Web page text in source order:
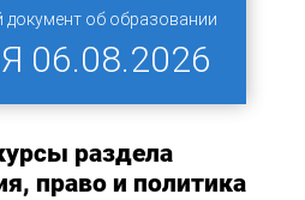
об образовании
06.08.2026
раздела
право и политика